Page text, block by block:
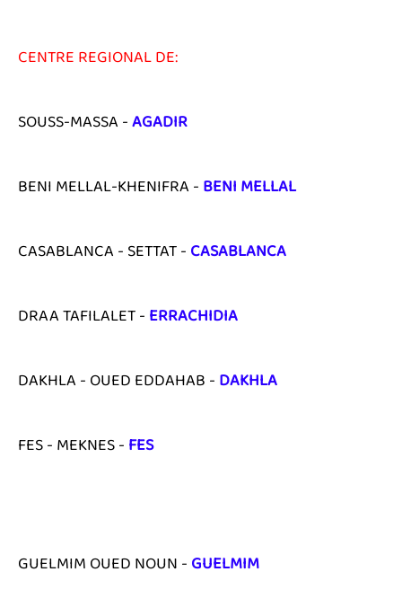
CENTRE REGIONAL DE:
SOUSS-MASSA -AGADIR
BENI MELLAL-KHENIFRA - BENI MELLAL
CASABLANCA - SETTAT - CASABLANCA
DRAA TAFILALET - ERRACHIDIA
DAKHLA - OUED EDDAHAB - DAKHLA
FES - MEKNES - FES
GUELMIM OUED NOUN - GUELMIM